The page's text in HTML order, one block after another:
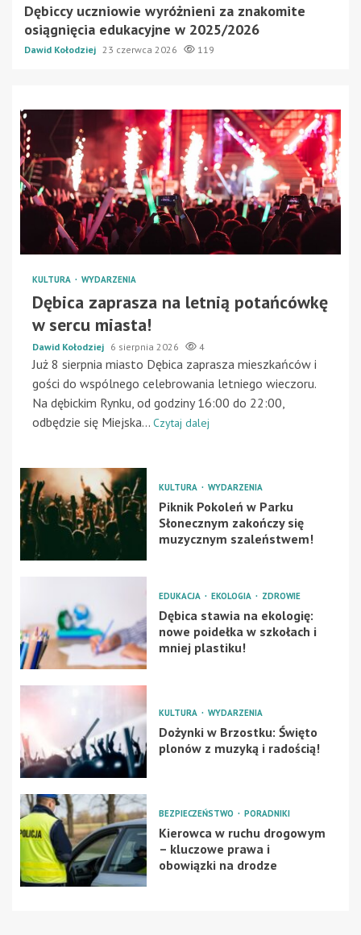
Dębiccy uczniowie wyróżnieni za znakomite
osiągnięcia edukacyjne w 2025/2026
Dawid Kołodziej 23 czerwca 2026 119
KULTURA WYDARZENIA
Dębica zaprasza na letnią potańcówkę
w sercu miasta!
Dawid Kołodziej 6 sierpnia 2026 4
Już 8 sierpnia miasto Dębica zaprasza mieszkańców i
gości do wspólnego celebrowania letniego wieczoru.
Na dębickim Rynku, od godziny 16:00 do 22:00,
odbędzie się Miejska... Czytaj dalej
KULTURA WYDARZENIA
Piknik Pokoleń w Parku
Słonecznym zakończy się
muzycznym szaleństwem!
EDUKACJA EKOLOGIA ZDROWIE
Dębica stawia na ekologię:
nowe poidełka w szkołach i
mniej plastiku!
KULTURA WYDARZENIA
Dożynki w Brzostku: Święto
plonów z muzyką i radością!
BEZPIECZEŃSTWO PORADNIKI
Kierowca w ruchu drogowym
– kluczowe prawa i
obowiązki na drodze